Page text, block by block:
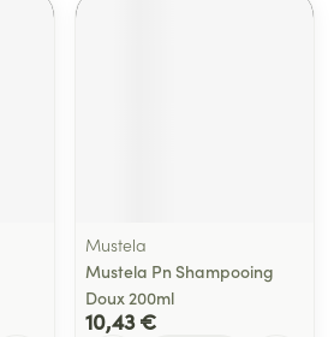
Mustela
Mustela Pn Shampooing
Doux 200ml
10,43 €